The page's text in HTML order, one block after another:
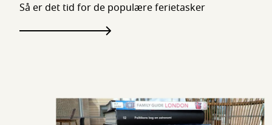
Så er det tid for de populære ferietasker